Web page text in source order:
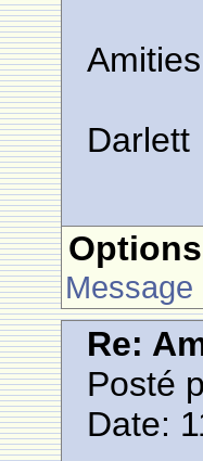
Amities
Darlett
Message
Re:
Posté
Date: